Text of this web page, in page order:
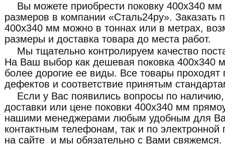
Вы можете приобрести поковку 400x340
размеров в компании «Сталь24ру». Заказать
400x340 мм можно в тоннах или в метрах,
размеры и доставка товара до места работ.
Мы тщательно контролируем качество
На Ваш выбор как дешевая поковка 400x340
более дорогие ее виды. Все товары проходят
дефектов и соответствие принятым
Если у Вас появились вопросы по
доставки или цене поковки 400x340 мм
нашими менеджерами любым удобным для
контактным телефонам, так и по электронной
на сайте и мы обязательно с Вами свяжемся.